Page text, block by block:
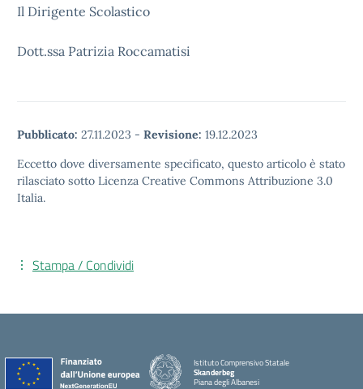
Il Dirigente Scolastico
Dott.ssa Patrizia Roccamatisi
Pubblicato: 27.11.2023 - Revisione: 19.12.2023
Eccetto dove diversamente specificato, questo articolo è stato
rilasciato sotto Licenza Creative Commons Attribuzione 3.0
Italia.
Stampa / Condividi
Istituto Comprensivo Statale
Skanderbeg
Piana degli Albanesi